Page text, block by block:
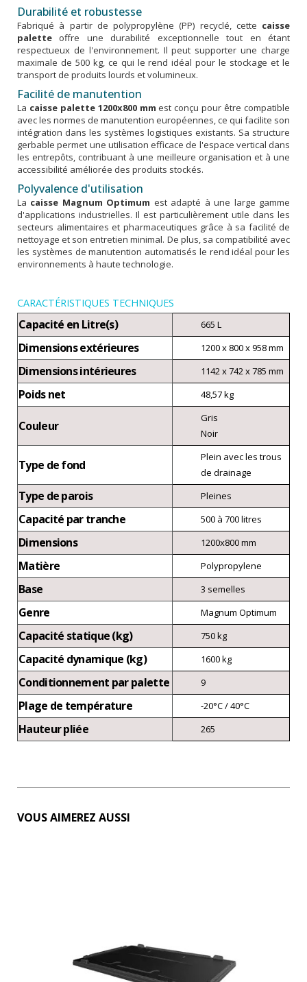
Durabilité et robustesse
Fabriqué à partir de polypropylène (PP) recyclé, cette caisse
palette offre une durabilité exceptionnelle tout en étant
respectueux de l'environnement. Il peut supporter une charge
maximale de 500 kg, ce qui le rend idéal pour le stockage et le
transport de produits lourds et volumineux.
Facilité de manutention
La caisse palette 1200x800 mm est conçu pour être compatible
avec les normes de manutention européennes, ce qui facilite son
intégration dans les systèmes logistiques existants. Sa structure
gerbable permet une utilisation efficace de l'espace vertical dans
les entrepôts, contribuant à une meilleure organisation et à une
accessibilité améliorée des produits stockés.
Polyvalence d'utilisation
La caisse Magnum Optimum est adapté à une large gamme
d'applications industrielles. Il est particulièrement utile dans les
secteurs alimentaires et pharmaceutiques grâce à sa facilité de
nettoyage et son entretien minimal. De plus, sa compatibilité avec
les systèmes de manutention automatisés le rend idéal pour les
environnements à haute technologie.
CARACTÉRISTIQUES TECHNIQUES
Capacité en Litre(s) 665 L
Dimensions extérieures 1200 x 800 x 958 mm
Dimensions intérieures 1142 x 742 x 785 mm
Poids net 48,57 kg
Couleur
Gris
Noir
Type de fond
Plein avec les trous
de drainage
Type de parois Pleines
Capacité par tranche 500 à 700 litres
Dimensions 1200x800 mm
Matière Polypropylene
Base 3 semelles
Genre Magnum Optimum
Capacité statique (kg) 750 kg
Capacité dynamique (kg) 1600 kg
Conditionnement par palette 9
Plage de température -20°C / 40°C
Hauteur pliée 265
VOUS AIMEREZ AUSSI